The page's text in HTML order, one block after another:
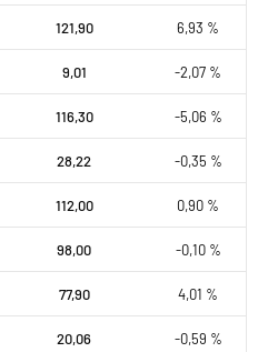
121,90 6,93 %
9,01 -2,07 %
116,30 -5,06 %
28,22 -0,35 %
112,00 0,90 %
98,00 -0,10 %
77,90 4,01 %
20,06 -0,59 %